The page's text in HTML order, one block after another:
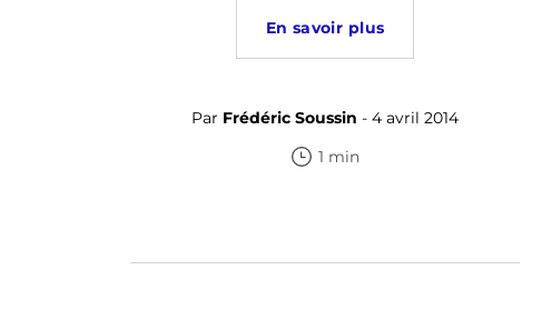
En savoir plus
Par Frédéric Soussin - 4 avril 2014
1 min